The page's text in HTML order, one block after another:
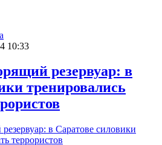
10:33
резервуар: в
тренировались